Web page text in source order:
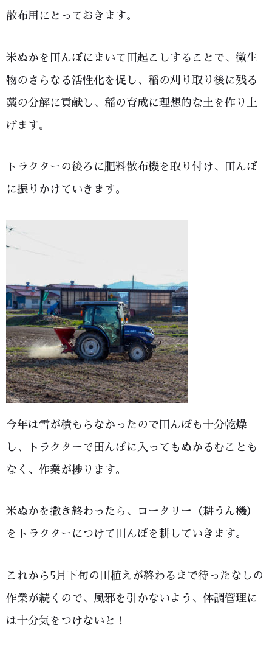
散布用にとっておきます。
米ぬかを田んぼにまいて田起こしすることで、微生
物のさらなる活性化を促し、稲の刈り取り後に残る
藁の分解に貢献し、稲の育成に理想的な土を作り上
げます。
トラクターの後ろに肥料散布機を取り付け、田んぼ
に振りかけていきます。
今年は雪が積もらなかったので田んぼも十分乾燥
し、トラクターで田んぼに入ってもぬかるむことも
なく、作業が捗ります。
米ぬかを撒き終わったら、ロータリー（耕うん機）
をトラクターにつけて田んぼを耕していきます。
これから5月下旬の田植えが終わるまで待ったなしの
作業が続くので、風邪を引かないよう、体調管理に
は十分気をつけないと！